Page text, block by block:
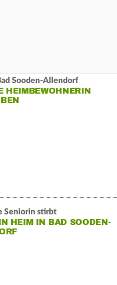
Sooden-Allendorf
HEIMBEWOHNERIN
Seniorin stirbt
HEIM IN BAD SOODEN-